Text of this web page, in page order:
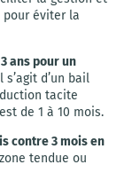
éviter la
ans pour un
d’un bail
tacite
de 1 à 10 mois.
contre 3 mois en
tendue ou